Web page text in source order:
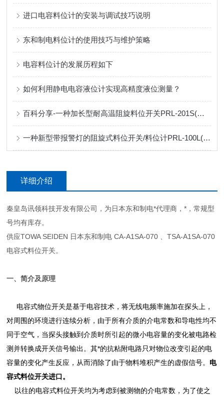
进口电容料位计的安装与调试技巧说明
东和制电料位计的使用技巧与维护策略
电容料位计的发展历程如下
如何利用静电电容液位计实现高精度液位测量？
百科分享-一种加长型耐高温阻旋料位开关PRL-201S(日本东和大阪生产)
一种新型带报警灯的阻旋式料位开关/料位计PRL-100L(TOWA)
详细介绍
秦皇岛讯领科技开发有限公司，为日本东和制电*代理商，*，常规型
号均有库存。
供应TOWA SEIDEN 日本东和制电 CA-A1SA-070 、TSA-A1SA-070
电容式料位开关。
一、简介及原理
电容式物位开关是基于电容技术，将无线电频率施加在探头上，
对周围的环境进行连续分析，由于所有介质的介电常数和导电性均不
同于空气，当探头接触到介质时所引起的微小电容量的变化被电路检
测并转换成开关信号输出。其*的抗粘附电路只对物位改变引起的电
容量的变化产生反应，从而消除了由于物料堆积产生的虚假信号。 电
容式料位开关进口。
以往的电容式料位开关均为考虑到被测物的介电常数，为了使之